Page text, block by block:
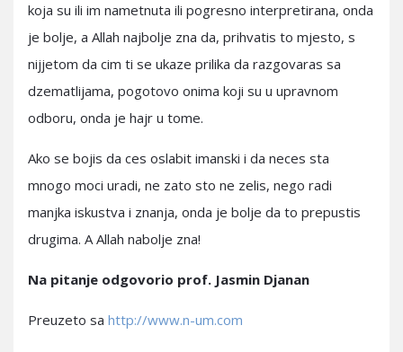
koja su ili im nametnuta ili pogresno interpretirana, onda
je bolje, a Allah najbolje zna da, prihvatis to mjesto, s
nijjetom da cim ti se ukaze prilika da razgovaras sa
dzematlijama, pogotovo onima koji su u upravnom
odboru, onda je hajr u tome.
Ako se bojis da ces oslabit imanski i da neces sta
mnogo moci uradi, ne zato sto ne zelis, nego radi
manjka iskustva i znanja, onda je bolje da to prepustis
drugima. A Allah nabolje zna!
Na pitanje odgovorio prof. Jasmin Djanan
Preuzeto sa http://www.n-um.com